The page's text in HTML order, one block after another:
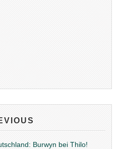
Burwyn bei Thilo!